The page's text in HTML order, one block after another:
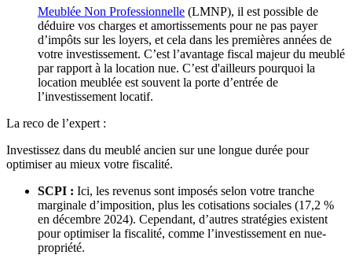
Meublée Non Professionnelle (LMNP), il est possible de
déduire vos charges et amortissements pour ne pas payer
d’impôts sur les loyers, et cela dans les premières années de
votre investissement. C’est l’avantage fiscal majeur du meublé
par rapport à la location nue. C’est d'ailleurs pourquoi la
location meublée est souvent la porte d’entrée de
l’investissement locatif.
La reco de l’expert :
Investissez dans du meublé ancien sur une longue durée pour
optimiser au mieux votre fiscalité.
SCPI : Ici, les revenus sont imposés selon votre tranche
marginale d’imposition, plus les cotisations sociales (17,2 %
en décembre 2024). Cependant, d’autres stratégies existent
pour optimiser la fiscalité, comme l’investissement en nue-
propriété.